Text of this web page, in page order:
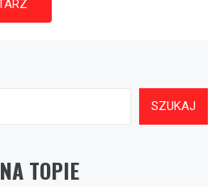
SZUKAJ
NA TOPIE